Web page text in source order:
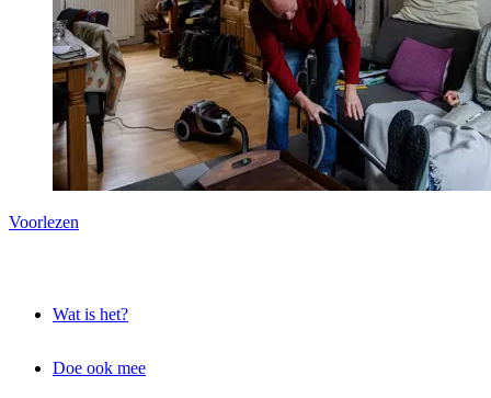
Voorlezen
Wat is het?
Doe ook mee